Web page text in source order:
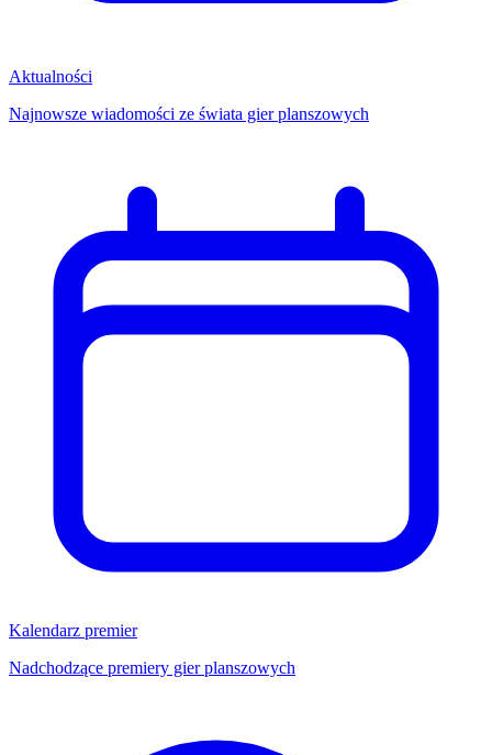
Aktualności
Najnowsze wiadomości ze świata gier planszowych
Kalendarz premier
Nadchodzące premiery gier planszowych